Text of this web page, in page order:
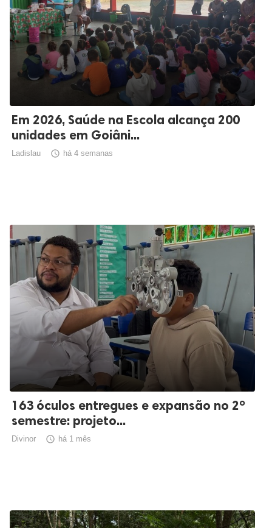
Em 2026, Saúde na Escola alcança 200
unidades em Goiâni...
Ladislau  há 4 semanas
163 óculos entregues e expansão no 2º
semestre: projeto...
Divinor  há 1 mês